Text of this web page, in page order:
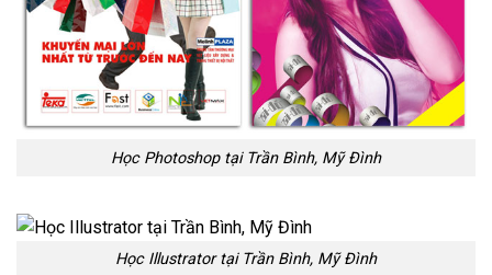
Học Photoshop tại Trần Bình, Mỹ Đình
Học Illustrator tại Trần Bình, Mỹ Đình